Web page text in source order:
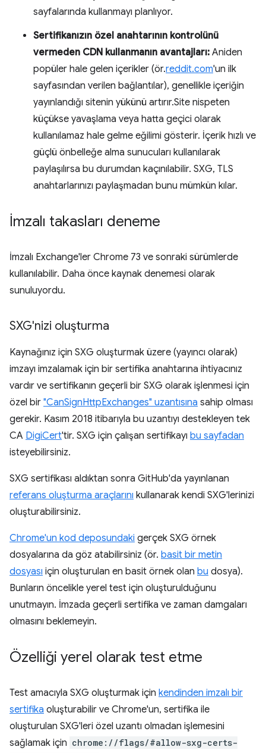
sayfalarında kullanmayı planlıyor.
Sertifikanızın özel anahtarının kontrolünü
vermeden CDN kullanmanın avantajları: Aniden
popüler hale gelen içerikler (ör.reddit.com'un ilk
sayfasından verilen bağlantılar), genellikle içeriğin
yayınlandığı sitenin yükünü artırır.Site nispeten
küçükse yavaşlama veya hatta geçici olarak
kullanılamaz hale gelme eğilimi gösterir. İçerik hızlı ve
güçlü önbelleğe alma sunucuları kullanılarak
paylaşılırsa bu durumdan kaçınılabilir. SXG, TLS
anahtarlarınızı paylaşmadan bunu mümkün kılar.
İmzalı takasları deneme
İmzalı Exchange'ler Chrome 73 ve sonraki sürümlerde
kullanılabilir. Daha önce kaynak denemesi olarak
sunuluyordu.
SXG'nizi oluşturma
Kaynağınız için SXG oluşturmak üzere (yayıncı olarak)
imzayı imzalamak için bir sertifika anahtarına ihtiyacınız
vardır ve sertifikanın geçerli bir SXG olarak işlenmesi için
özel bir "CanSignHttpExchanges" uzantısına sahip olması
gerekir. Kasım 2018 itibarıyla bu uzantıyı destekleyen tek
CA DigiCert'tir. SXG için çalışan sertifikayı bu sayfadan
isteyebilirsiniz.
SXG sertifikası aldıktan sonra GitHub'da yayınlanan
referans oluşturma araçlarını kullanarak kendi SXG'lerinizi
oluşturabilirsiniz.
Chrome'un kod deposundaki gerçek SXG örnek
dosyalarına da göz atabilirsiniz (ör. basit bir metin
dosyası için oluşturulan en basit örnek olan bu dosya).
Bunların öncelikle yerel test için oluşturulduğunu
unutmayın. İmzada geçerli sertifika ve zaman damgaları
olmasını beklemeyin.
Özelliği yerel olarak test etme
Test amacıyla SXG oluşturmak için kendinden imzalı bir
sertifika oluşturabilir ve Chrome'un, sertifika ile
oluşturulan SXG'leri özel uzantı olmadan işlemesini
sağlamak için chrome://flags/#allow-sxg-certs-